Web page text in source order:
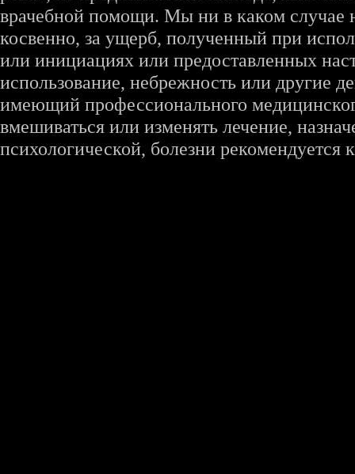
врачебной помощи. Мы ни в каком случае
косвенно, за ущерб, полученный при
или инициациях или предоставленных
использование, небрежность или другие
имеющий профессионального
вмешиваться или изменять лечение,
психологической, болезни рекомендуется